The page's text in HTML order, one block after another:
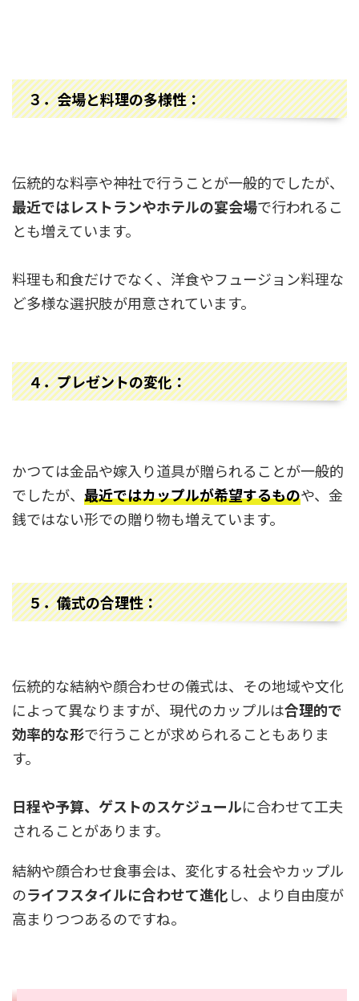
３．会場と料理の多様性：
伝統的な料亭や神社で行うことが一般的でしたが、
最近ではレストランやホテルの宴会場で行われるこ
とも増えています。
料理も和食だけでなく、洋食やフュージョン料理な
ど多様な選択肢が用意されています。
４．プレゼントの変化：
かつては金品や嫁入り道具が贈られることが一般的
でしたが、 最近ではカップルが希望するものや、金
銭ではない形での贈り物も増えています。
５．儀式の合理性：
伝統的な結納や顔合わせの儀式は、その地域や文化
によって異なりますが、現代のカップルは合理的で
効率的な形で行うことが求められることもありま
す。
日程や予算、ゲストのスケジュールに合わせて工夫
されることがあります。
結納や顔合わせ食事会は、変化する社会やカップル
のライフスタイルに合わせて進化し、より自由度が
高まりつつあるのですね。